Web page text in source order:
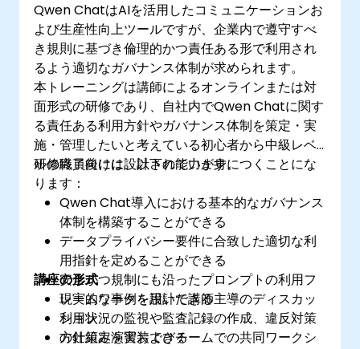
Qwen ChatはAIを活用したコミュニケーションお
よび生産性向上ツールですが、企業内で遵守すべ
き規則に基づき倫理的かつ責任ある形で利用され
るよう適切なガバナンス体制が求められます。
本トレーニングは講師によるオンラインまたは対
面形式の研修であり、自社内でQwen Chatに関す
る責任ある利用方針やガバナンス体制を策定・実
施・管理したいと考えている初心者から中級レベ
ルの職員向けに設計されています。
研修終了後には、以下の能力が身につくことにな
ります：
Qwen Chat導入における基本的なガバナンス
体制を構築することができる
データプライバシー要件に合致した適切な利
用指針を定めることができる
安全かつ規制にも沿ったプロンプトの利用フ
レームワークを設計できる
利用状況の監視や監査記録の作成、違反対策
の仕組みを実装できる
講座の形式
現実的な事例を用いた講師主導のディスカッ
ション
方針策定演習およびチームでの共同ワークシ